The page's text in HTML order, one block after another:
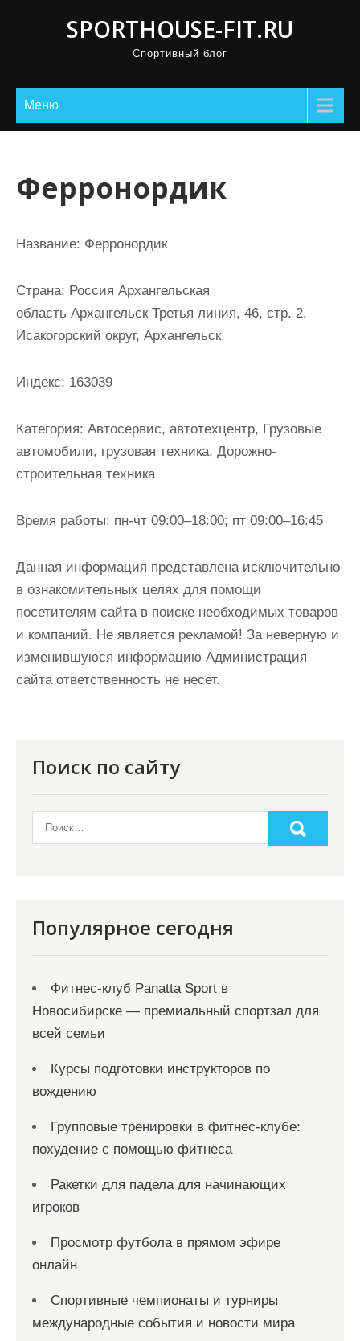
SPORTHOUSE-FIT.RU
Спортивный блог
Меню
Ферронордик
Название: Ферронордик
Страна: Россия Архангельская
область Архангельск Третья линия, 46, стр. 2,
Исакогорский округ, Архангельск
Индекс: 163039
Категория: Автосервис, автотехцентр, Грузовые
автомобили, грузовая техника, Дорожно-
строительная техника
Время работы: пн-чт 09:00–18:00; пт 09:00–16:45
Данная информация представлена исключительно
в ознакомительных целях для помощи
посетителям сайта в поиске необходимых товаров
и компаний. Не является рекламой! За неверную и
изменившуюся информацию Администрация
сайта ответственность не несет.
Поиск по сайту
Популярное сегодня
Фитнес-клуб Panatta Sport в
Новосибирске — премиальный спортзал для
всей семьи
Курсы подготовки инструкторов по
вождению
Групповые тренировки в фитнес-клубе:
похудение с помощью фитнеса
Ракетки для падела для начинающих
игроков
Просмотр футбола в прямом эфире
онлайн
Спортивные чемпионаты и турниры
международные события и новости мира